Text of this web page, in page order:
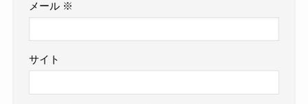
メール ※
サイト